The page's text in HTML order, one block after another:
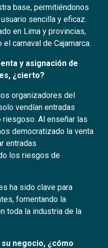
base, permitiéndonos
sencilla y eficaz.
en Lima y provincias,
carnaval de Cajamarca.
y asignación de
¿cierto?
organizadores del
vendían entradas
Al enseñar las
democratizado la venta
entradas
los riesgos de
ha sido clave para
fomentando la
toda la industria de la
negocio, ¿cómo